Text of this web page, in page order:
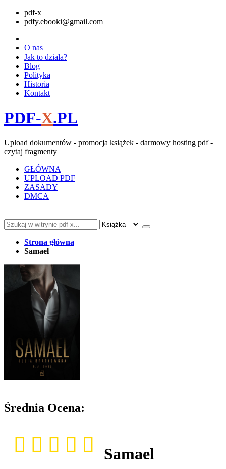
pdf-x
pdfy.ebooki@gmail.com
O nas
Jak to działa?
Blog
Polityka
Historia
Kontakt
PDF-X.PL
Upload dokumentów - promocja książek - darmowy hosting pdf -
czytaj fragmenty
GŁÓWNA
UPLOAD PDF
ZASADY
DMCA
Strona główna
Samael
Średnia Ocena:
Samael